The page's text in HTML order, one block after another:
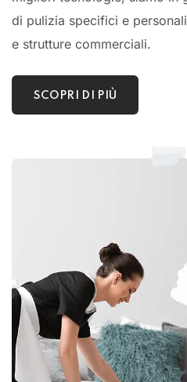
di pulizia specifici e
e strutture commerciali.
SCOPRI DI PIÙ